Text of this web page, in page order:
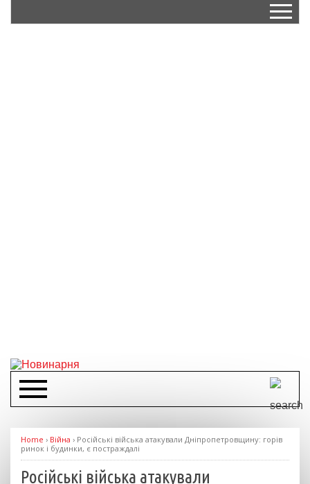
Home › Війна › Російські війська атакували Дніпропетровщину: горів
ринок і будинки, є постраждалі
Російські війська атакували